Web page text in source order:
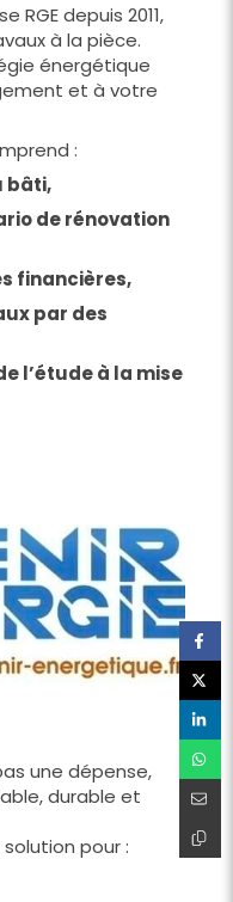
RGE depuis 2011,
à la pièce.
énergétique
et à votre
:
bâti,
de rénovation
financières,
par des
l’étude à la mise
une dépense,
durable et
solution pour :